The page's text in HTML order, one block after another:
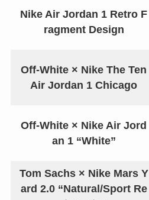
Nike Air Jordan 1 Retro F
ragment Design
Off-White × Nike The Ten
Air Jordan 1 Chicago
Off-White × Nike Air Jord
an 1 “White”
Tom Sachs × Nike Mars Y
ard 2.0 “Natural/Sport Re